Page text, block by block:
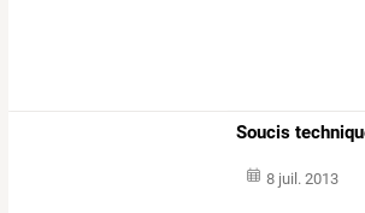
Soucis
8 juil. 2013